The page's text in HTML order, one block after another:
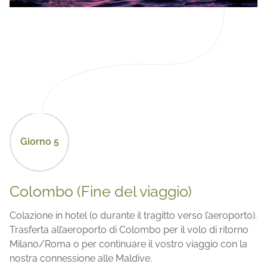
Giorno 5
Colombo (Fine del viaggio)
Colazione in hotel (o durante il tragitto verso l’aeroporto).
Trasferta all’aeroporto di Colombo per il volo di ritorno
Milano/Roma o per continuare il vostro viaggio con la
nostra connessione alle Maldive.